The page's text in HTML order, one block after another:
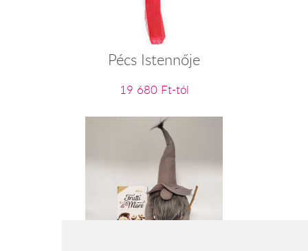
Pécs Istennője
19 680 Ft-tól